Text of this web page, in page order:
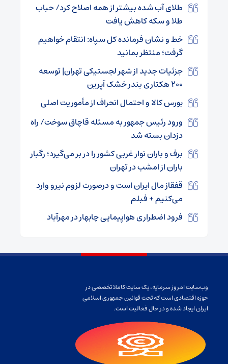
طلای آب شده بیشتر از همه اصلاح کرد/ حباب‌
طلا و سکه کاهش یافت
خط و نشان فرمانده کل سپاه: انتقام خواهیم
گرفت؛ منتظر بمانید
جزئیات جدید از شهر لجستیکی تهران| توسعه
۲۰۰ هکتاری بندر خشک آپرین
بورس کالا و احتمال انحراف از مأموریت اصلی
ورود رئیس جمهور به مسئله قاچاق سوخت/ راه
دزدان بسته شد
برف و باران نوار غربی کشور را در بر می‌گیرد؛ رگبار
باران از امشب در تهران
قفقاز مال ایران است و درصورت لزوم نیرو وارد
می‌کنیم + فبلم
فرود اضطراری هواپیمایی چابهار در مهرآباد
وب‌سایت امروز سرمایه، یک سایت کاملا تخصصی در
حوزه اقتصادی است که تحت قوانین جمهوری اسلامی
ایران ایجاد شده و در حال فعالیت است.